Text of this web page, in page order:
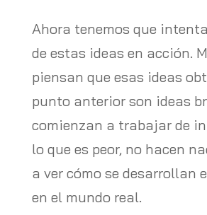
Ahora tenemos que
de estas ideas en acción.
piensan que esas ideas
punto anterior son ideas
comienzan a trabajar de
lo que es peor, no hacen
a ver cómo se desarrollan
en el mundo real.